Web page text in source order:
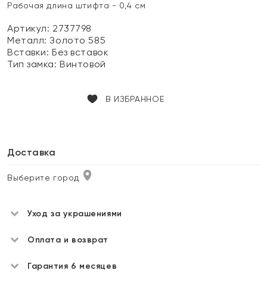
Рабочая длина штифта - 0,4 см
Артикул: 2737798
Металл:Золото 585
Вставки:Без вставок
Тип замка:Винтовой
В ИЗБРАННОЕ
Доставка
Выберите город
Уход за украшениями
Оплата и возврат
Гарантия 6 месяцев